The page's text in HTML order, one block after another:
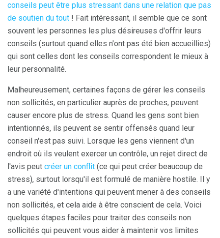
conseils peut être plus stressant dans une relation que pas
de soutien du tout ! Fait intéressant, il semble que ce sont
souvent les personnes les plus désireuses d'offrir leurs
conseils (surtout quand elles n'ont pas été bien accueillies)
qui sont celles dont les conseils correspondent le mieux à
leur personnalité.
Malheureusement, certaines façons de gérer les conseils
non sollicités, en particulier auprès de proches, peuvent
causer encore plus de stress. Quand les gens sont bien
intentionnés, ils peuvent se sentir offensés quand leur
conseil n'est pas suivi. Lorsque les gens viennent d'un
endroit où ils veulent exercer un contrôle, un rejet direct de
l'avis peut créer un conflit (ce qui peut créer beaucoup de
stress), surtout lorsqu'il est formulé de manière hostile. Il y
a une variété d'intentions qui peuvent mener à des conseils
non sollicités, et cela aide à être conscient de cela. Voici
quelques étapes faciles pour traiter des conseils non
sollicités qui peuvent vous aider à maintenir vos limites